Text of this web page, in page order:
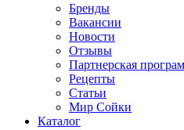
Бренды
Вакансии
Новости
Отзывы
Партнерская
Рецепты
Статьи
Мир Сойки
Каталог